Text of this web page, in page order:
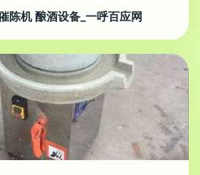
陈机 酿酒设备_一呼百应网